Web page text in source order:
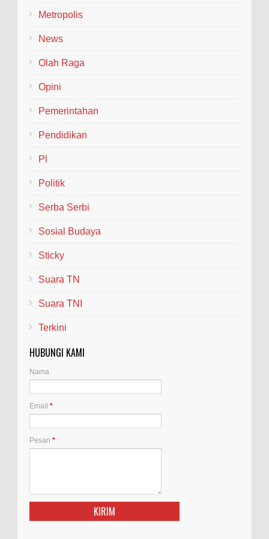
Metropolis
News
Olah Raga
Opini
Pemerintahan
Pendidikan
Pl
Politik
Serba Serbi
Sosial Budaya
Sticky
Suara TN
Suara TNI
Terkini
HUBUNGI KAMI
Nama
Email *
Pesan *